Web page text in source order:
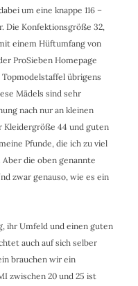
um eine knappe 116 –
Die Konfektionsgröße 32,
einem Hüftumfang von
ProSieben Homepage
übrigens
Mädels sind sehr
nach nur an kleinen
Kleidergröße 44 und guten
Pfunde, die ich zu viel
die oben genannte
zwar genauso, wie es ein
ihr Umfeld und einen guten
auch auf sich selber
brauchen wir ein
zwischen 20 und 25 ist